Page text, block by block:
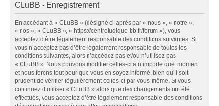
CLuBB - Enregistrement
En accédant à « CLuBB » (désigné ci-après par « nous », « notre »,
« nos », « CLuBB », « https://centreludique-bb.fr/forum »), vous
acceptez d’être légalement responsable des conditions suivantes. Si
vous n’acceptez pas d’être légalement responsable de toutes les
conditions suivantes, alors n’accédez pas et/ou n’utilisez pas
« CLuBB ». Nous pouvons modifier celles-ci à n’importe quel moment
et nous ferons tout pour que vous en soyez informé, bien qu’il soit
prudent de vérifier régulièrement celles-ci par vous-même. Si vous
continuez d’utiliser « CLuBB » alors que des changements ont été
effectués, vous acceptez d’être légalement responsable des conditions